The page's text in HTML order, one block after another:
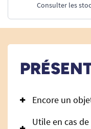
Consulter les
Encore un
Utile en cas